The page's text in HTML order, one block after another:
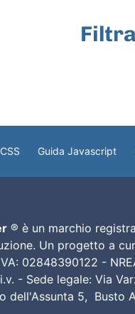
Guida Javascript
® è un marchio
Un progetto a
02848390122 -
- Sede legale: Via
dell'Assunta 5, Busto